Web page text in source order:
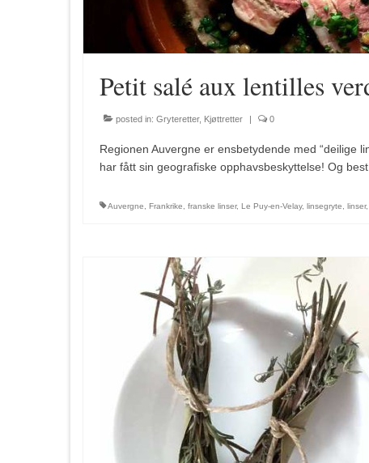
Petit salé aux lentilles
posted in: Gryteretter, Kjøttretter | 0
Regionen Auvergne er ensbetydende med “deilige
har fått sin geografiske opphavsbeskyttelse! Og
Auvergne Frankrike franske linser, Le Puy-en-Velay, linsegryte linser,